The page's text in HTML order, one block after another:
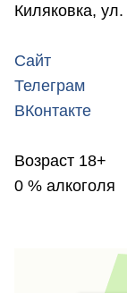
Киляковка,
Сайт
Телеграм
ВКонтакте
Возраст 18+
0 % алкоголя
Вина и винные
Магазин